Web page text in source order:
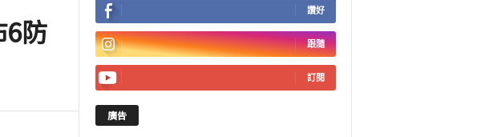
6防
讚好
跟隨
訂閱
廣告